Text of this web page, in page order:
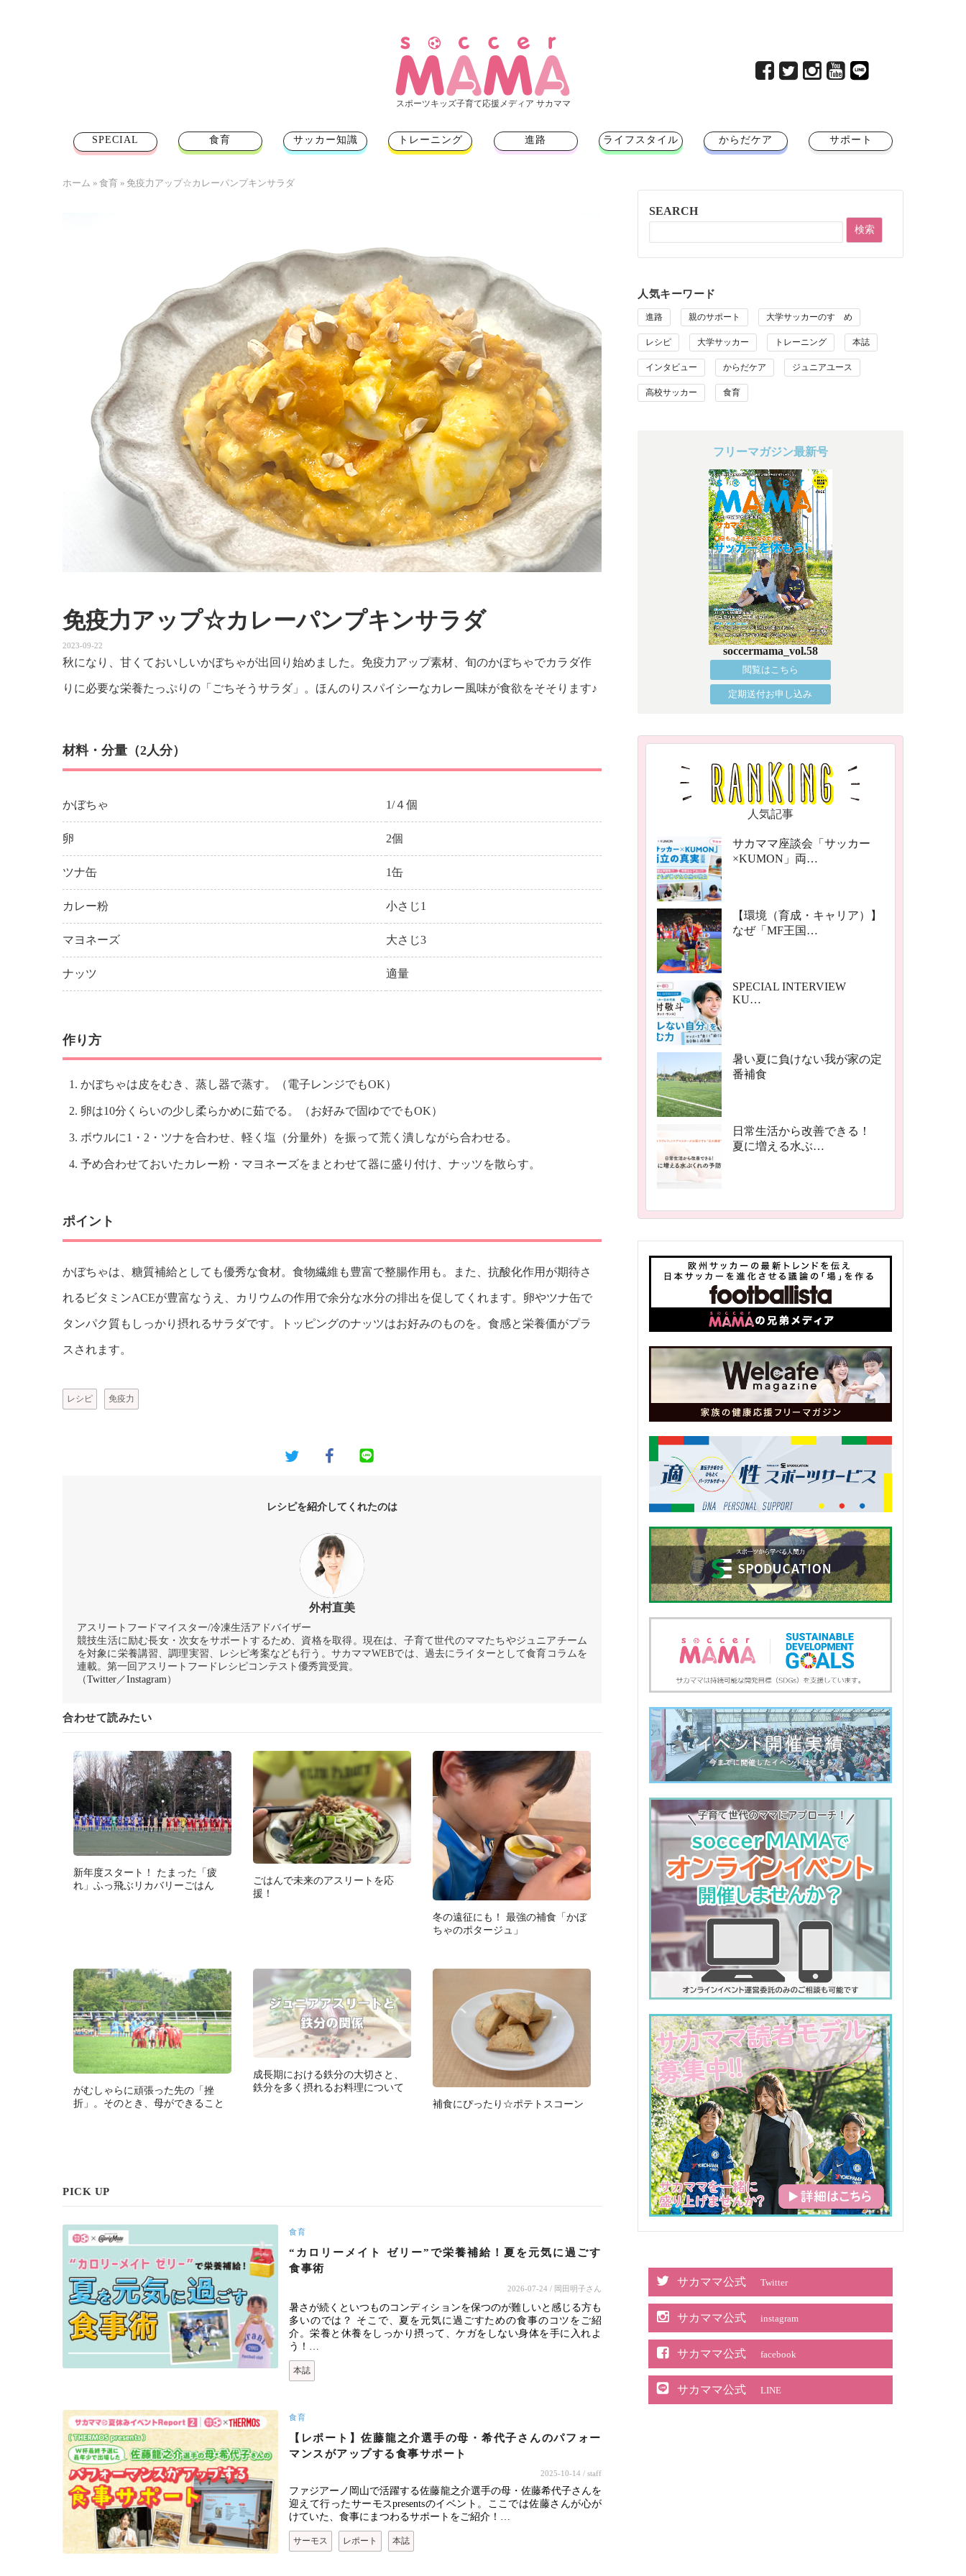
スポーツキッズ子育て応援メディア サカママ
SPECIAL 食育 サッカー知識 トレーニング 進路 ライフスタイル からだケア サポート
ホーム » 食育 » 免疫力アップ☆カレーパンプキンサラダ
免疫力アップ☆カレーパンプキンサラダ
2023-09-22
秋になり、甘くておいしいかぼちゃが出回り始めました。免疫力アップ素材、旬のかぼちゃでカラダ作
りに必要な栄養たっぷりの「ごちそうサラダ」。ほんのりスパイシーなカレー風味が食欲をそそります♪
材料・分量（2人分）
かぼちゃ 1/４個
卵 2個
ツナ缶 1缶
カレー粉 小さじ1
マヨネーズ 大さじ3
ナッツ 適量
作り方
かぼちゃは皮をむき、蒸し器で蒸す。（電子レンジでもOK）
卵は10分くらいの少し柔らかめに茹でる。（お好みで固ゆででもOK）
ボウルに1・2・ツナを合わせ、軽く塩（分量外）を振って荒く潰しながら合わせる。
予め合わせておいたカレー粉・マヨネーズをまとわせて器に盛り付け、ナッツを散らす。
ポイント
かぼちゃは、糖質補給としても優秀な食材。食物繊維も豊富で整腸作用も。また、抗酸化作用が期待さ
れるビタミンACEが豊富なうえ、カリウムの作用で余分な水分の排出を促してくれます。卵やツナ缶で
タンパク質もしっかり摂れるサラダです。トッピングのナッツはお好みのものを。食感と栄養価がプラ
スされます。
レシピ 免疫力
レシピを紹介してくれたのは
外村直美
アスリートフードマイスター/冷凍生活アドバイザー
競技生活に励む長女・次女をサポートするため、資格を取得。現在は、子育て世代のママたちやジュニアチーム
を対象に栄養講習、調理実習、レシピ考案なども行う。サカママWEBでは、過去にライターとして食育コラムを
連載。第一回アスリートフードレシピコンテスト優秀賞受賞。
（Twitter ／Instagram ）
合わせて読みたい
新年度スタート！ たまった「疲
れ」ふっ飛ぶリカバリーごはん
ごはんで未来のアスリートを応
援！
冬の遠征にも！ 最強の補食「かぼ
ちゃのポタージュ」
がむしゃらに頑張った先の「挫
折」。そのとき、母ができること
成長期における鉄分の大切さと、
鉄分を多く摂れるお料理について
補食にぴったり☆ポテトスコーン
PICK UP
食育
“カロリーメイト ゼリー”で栄養補給！夏を元気に過ごす
食事術
2026-07-24 / 岡田明子さん
暑さが続くといつものコンディションを保つのが難しいと感じる方も
多いのでは？ そこで、夏を元気に過ごすための食事のコツをご紹
介。栄養と休養をしっかり摂って、ケガをしない身体を手に入れよ
う！…
本誌
食育
【レポート】佐藤龍之介選手の母・希代子さんのパフォー
マンスがアップする食事サポート
2025-10-14 / staff
ファジアーノ岡山で活躍する佐藤龍之介選手の母・佐藤希代子さんを
迎えて行ったサーモスpresentsのイベント。ここでは佐藤さんが心が
けていた、食事にまつわるサポートをご紹介！…
サーモス レポート 本誌
SEARCH
人気キーワード
進路 親のサポート 大学サッカーのすゝめ
レシピ 大学サッカー トレーニング 本誌
インタビュー からだケア ジュニアユース
高校サッカー 食育
フリーマガジン最新号
soccermama_vol.58
閲覧はこちら
定期送付お申し込み
人気記事
サカママ座談会「サッカー
×KUMON」両…
【環境（育成・キャリア）】
なぜ「MF王国…
SPECIAL INTERVIEW
KU…
暑い夏に負けない我が家の定
番補食
日常生活から改善できる！
夏に増える水ぶ…
サカママ公式 Twitter
サカママ公式 instagram
サカママ公式 facebook
サカママ公式 LINE